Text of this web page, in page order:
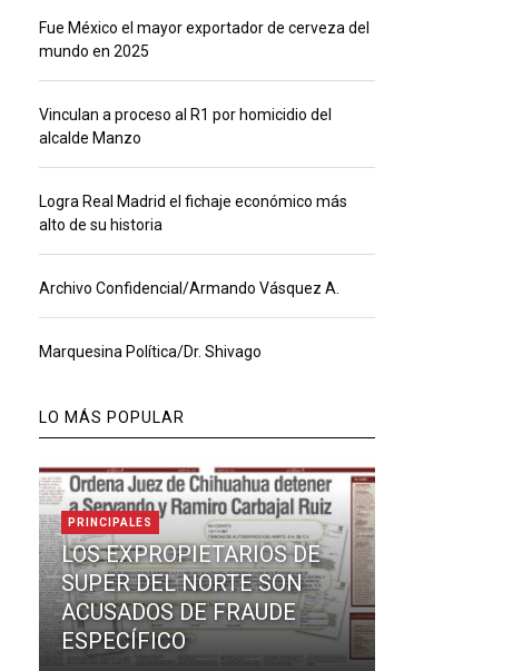
Fue México el mayor exportador de cerveza del
mundo en 2025
Vinculan a proceso al R1 por homicidio del
alcalde Manzo
Logra Real Madrid el fichaje económico más
alto de su historia
Archivo Confidencial/Armando Vásquez A.
Marquesina Política/Dr. Shivago
LO MÁS POPULAR
PRINCIPALES
LOS EXPROPIETARIOS DE
SUPER DEL NORTE SON
ACUSADOS DE FRAUDE
ESPECÍFICO